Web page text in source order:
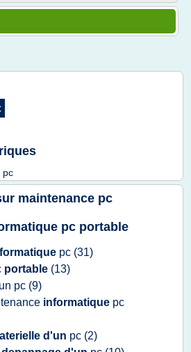
pc
maintenance pc
pc portable
pc (31)
portable (13)
pc (9)
informatique pc
d'un pc (2)